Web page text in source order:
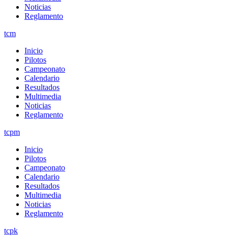
Noticias
Reglamento
tcm
Inicio
Pilotos
Campeonato
Calendario
Resultados
Multimedia
Noticias
Reglamento
tcpm
Inicio
Pilotos
Campeonato
Calendario
Resultados
Multimedia
Noticias
Reglamento
tcpk